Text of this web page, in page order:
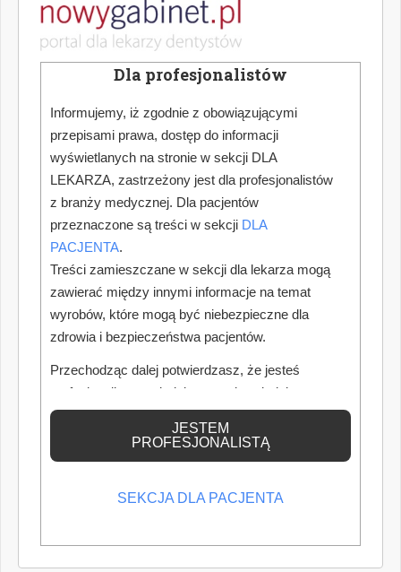
Dla profesjonalistów
Informujemy, iż zgodnie z obowiązującymi
przepisami prawa, dostęp do informacji
wyświetlanych na stronie w sekcji DLA
LEKARZA, zastrzeżony jest dla profesjonalistów
z branży medycznej. Dla pacjentów
przeznaczone są treści w sekcji DLA
PACJENTA.
Treści zamieszczane w sekcji dla lekarza mogą
zawierać między innymi informacje na temat
wyrobów, które mogą być niebezpieczne dla
zdrowia i bezpieczeństwa pacjentów.
Przechodząc dalej potwierdzasz, że jesteś
profesjonalistą posiadającym odpowiednią
wiedzę medyczną.
JESTEM
PROFESJONALISTĄ
SEKCJA DLA PACJENTA